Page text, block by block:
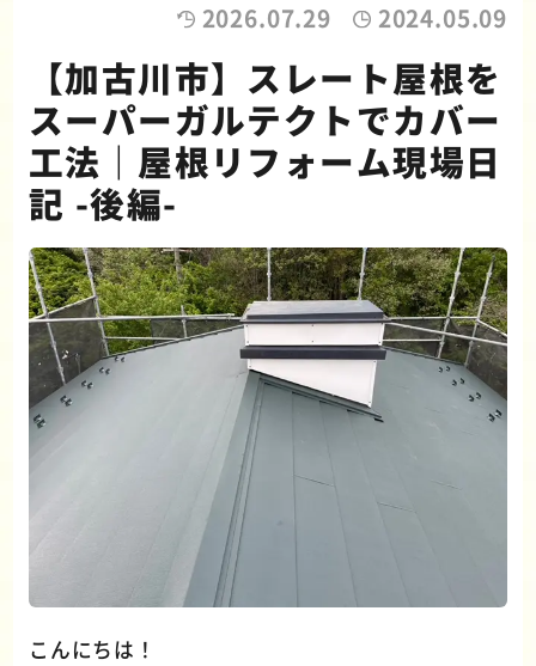
2026.07.29 2024.05.09
【加古川市】スレート屋根を
スーパーガルテクトでカバー
工法｜屋根リフォーム現場日
記 -後編-
こんにちは！